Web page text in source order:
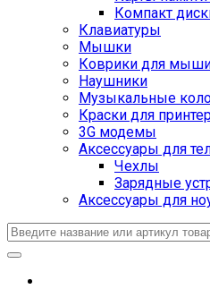
Компакт
Клавиатуры
Мышки
Коврики для
Наушники
Музыкальные
Краски для
3G модемы
Аксессуары для
Чехлы
Зарядные
Аксессуары для